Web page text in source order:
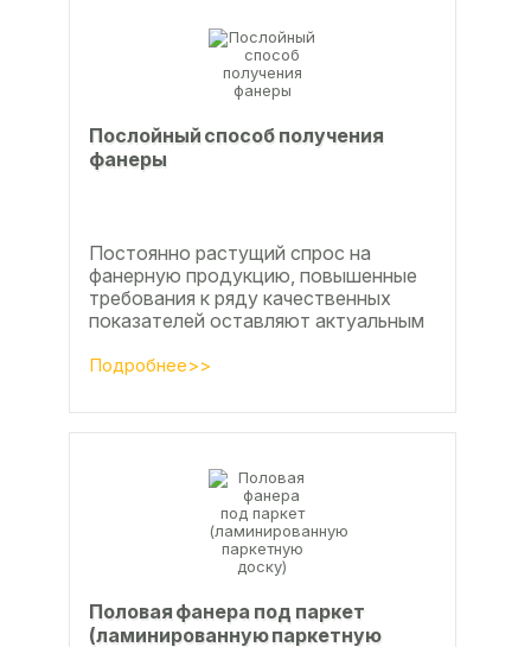
Послойный способ получения
фанеры
Постоянно растущий спрос на
фанерную продукцию, повышенные
требования к ряду качественных
показателей оставляют актуальным
технологии производства клееной...
Подробнее>>
Половая фанера под паркет
(ламинированную паркетную